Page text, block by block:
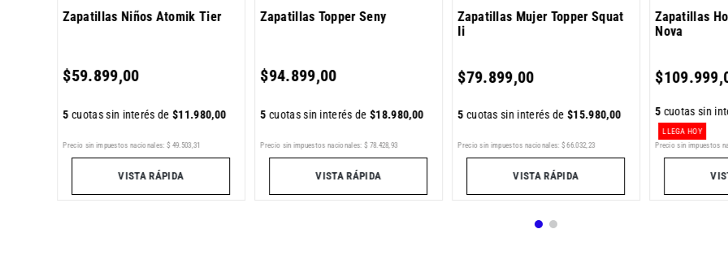
Zapatillas Niños Atomik Tier
$59.899,00
5 cuotas sin interés de$11.980,00
Precio sin impuestos nacionales: $ 49.503,31
VISTA RÁPIDA
Zapatillas Topper Seny
$94.899,00
5 cuotas sin interés de$18.980,00
Precio sin impuestos nacionales: $ 78.428,93
VISTA RÁPIDA
Zapatillas Mujer Topper Squat
Ii
$79.899,00
5 cuotas sin interés de$15.980,00
Precio sin impuestos nacionales: $ 66.032,23
VISTA RÁPIDA
Zapatillas
Nova
$109.999,
5 cuotas sin
LLEGA HOY
Precio sin impuestos